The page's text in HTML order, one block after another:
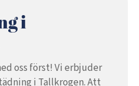
i
oss först! Vi erbjuder
i Tallkrogen. Att